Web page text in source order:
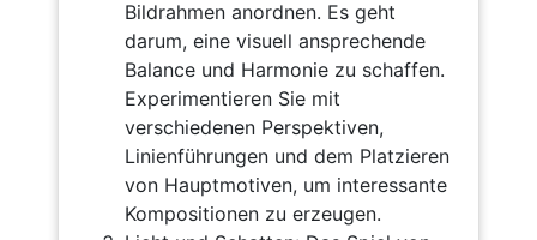
Bildrahmen anordnen. Es geht
darum, eine visuell ansprechende
Balance und Harmonie zu schaffen.
Experimentieren Sie mit
verschiedenen Perspektiven,
Linienführungen und dem Platzieren
von Hauptmotiven, um interessante
Kompositionen zu erzeugen.